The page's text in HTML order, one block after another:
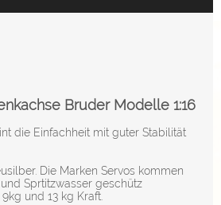
Bruder Modelle 1:16
die Einfachheit mit guter Stabilität
Die Marken Servos kommen
Sprtitzwasser geschütz
und 13 kg Kraft.